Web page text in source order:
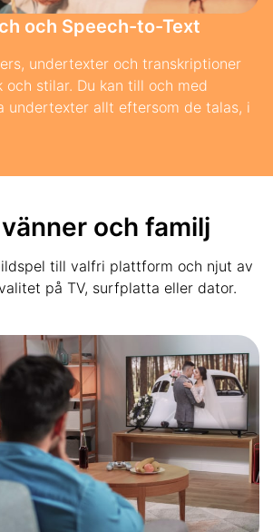
och Speech-to-Text
undertexter och transkriptioner
och stilar. Du kan till och med
undertexter allt eftersom de talas, i
och familj
till valfri plattform och njut av
på TV, surfplatta eller dator.